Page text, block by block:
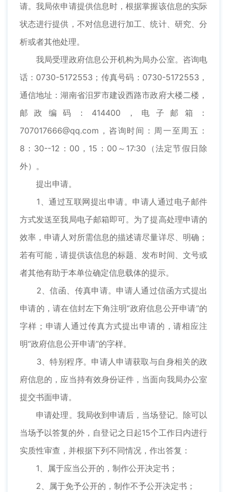
请。我局依申请提供信息时，根据掌握该信息的实际
状态进行提供，不对信息进行加工、统计、研究、分
析或者其他处理。
我局受理政府信息公开机构为局办公室。咨询电
话：0730-5172553；传真号码：0730-5172553，
通信地址：湖南省汨罗市建设西路市政府大楼二楼，
邮政编码：414400，电子邮箱：
707017666@qq.com，咨询时间：周一至周五：
8：30--12：00，15：00～17:30（法定节假日除
外）。
提出申请。
1、通过互联网提出申请。申请人通过电子邮件
方式发送至我局电子邮箱即可。为了提高处理申请的
效率，申请人对所需信息的描述请尽量详尽、明确；
若有可能，请提供该信息的标题、发布时间、文号或
者其他有助于本单位确定信息载体的提示。
2、信函、传真申请。申请人通过信函方式提出
申请的，请在信封左下角注明“政府信息公开申请”的
字样；申请人通过传真方式提出申请的，请相应注
明“政府信息公开申请”的字样。
3、特别程序。申请人申请获取与自身相关的政
府信息的，应当持有效身份证件，当面向我局办公室
提交书面申请。
申请处理。我局收到申请后，当场登记。除可以
当场予以答复的外，自登记之日起15个工作日内进行
实质性审查，并根据下列不同情况，作出答复：
1、属于应当公开的，制作公开决定书；
2、属于免予公开的，制作不予公开决定书；